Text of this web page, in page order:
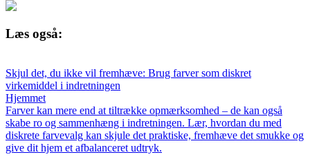
Læs også:
Skjul det, du ikke vil fremhæve: Brug farver som diskret
virkemiddel i indretningen
Hjemmet
Farver kan mere end at tiltrække opmærksomhed – de kan også
skabe ro og sammenhæng i indretningen. Lær, hvordan du med
diskrete farvevalg kan skjule det praktiske, fremhæve det smukke og
give dit hjem et afbalanceret udtryk.